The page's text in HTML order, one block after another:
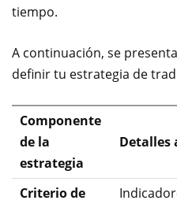
tiempo.
A continuación, se
definir tu estrategia de
Componente
de la
estrategia
Detalles
Criterio de